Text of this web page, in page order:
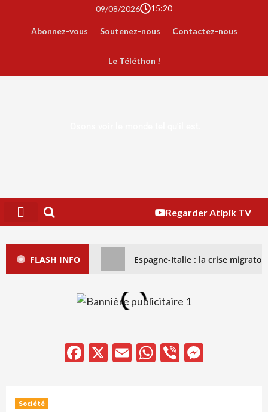
09/08/2026 15:20
Abonnez-vous Soutenez-nous Contactez-nous
Le Téléthon !
Regarder Atipik TV
FLASH INFO Espagne-Italie : la crise
Facebook
X EmailWhatsApp
Viber
Société